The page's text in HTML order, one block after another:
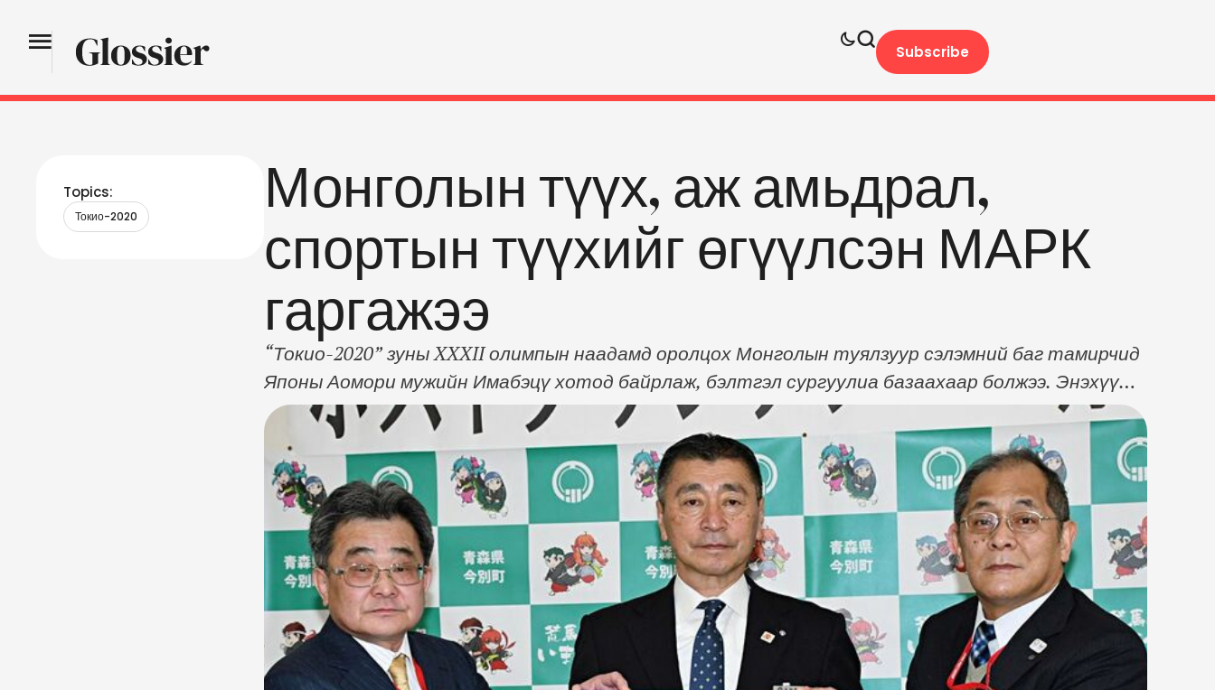
Subscribe
Topics:
Токио-2020
Монголын түүх, аж амьдрал,
спортын түүхийг өгүүлсэн МАРК
гаргажээ
“Токио-2020” зуны XXXII олимпын наадамд оролцох Монголын туялзуур сэлэмний баг тамирчид
Японы Аомори мужийн Имабэцү хотод байрлаж, бэлтгэл сургуулиа базаахаар болжээ. Энэхүү
үйл явдлыг тохиолдуулан Японы Төв шуудангийн Тохокү салбараас Монголын түүх, аж
амьдрал, спортын талаар дурсгалын марк гаргасан байна. Манай туялзуур сэлэмчид 2021
дөрөвдүгээр сард Узбекистаны Ташкент хотод болох олимпын эрхийн тэмцээнд оролцохоор
бэлтгэл …